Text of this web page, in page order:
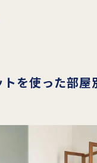
を使った部屋